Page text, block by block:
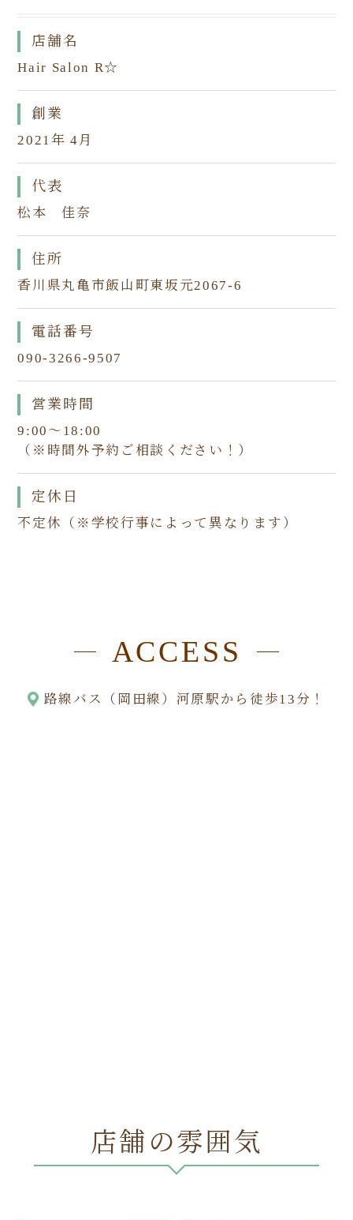
店舗名
Hair Salon R☆
創業
2021年 4月
代表
松本 佳奈
住所
香川県丸亀市飯山町東坂元2067-6
電話番号
090-3266-9507
営業時間
9:00〜18:00
（※時間外予約ご相談ください！）
定休日
不定休 （※学校行事によって異なります）
ACCESS
路線バス（岡田線）河原駅から徒歩13分！
店舗の雰囲気